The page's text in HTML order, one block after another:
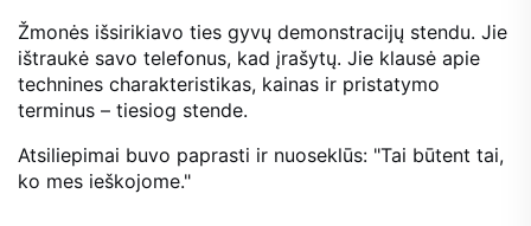
Žmonės išsirikiavo ties gyvų demonstracijų stendu. Jie
ištraukė savo telefonus, kad įrašytų. Jie klausė apie
technines charakteristikas, kainas ir pristatymo
terminus – tiesiog stende.
Atsiliepimai buvo paprasti ir nuoseklūs: "Tai būtent tai,
ko mes ieškojome."